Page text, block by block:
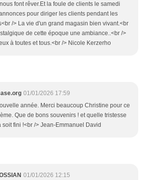
font rêver.Et la foule de clients le samedi
pour diriger les clients pendant les
/> La vie d'un grand magasin bien vivant.<br
de cette époque une ambiance..<br />
à toutes et tous.<br /> Nicole Kerzerho
01/01/2026 17:59
année. Merci beaucoup Christine pour ce
Que de bons souvenirs ! et quelle tristesse
soit fini !<br /> Jean-Emmanuel David
01/01/2026 12:15